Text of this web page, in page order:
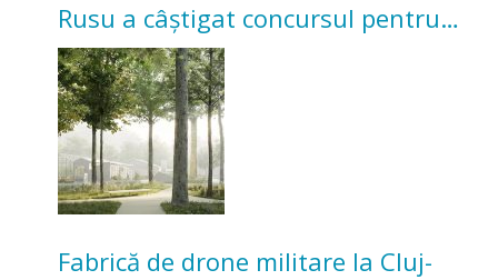
Rusu a câștigat concursul pentru
transformarea Grădinii Casei
Universitarilor
Fabrică de drone militare la Cluj-